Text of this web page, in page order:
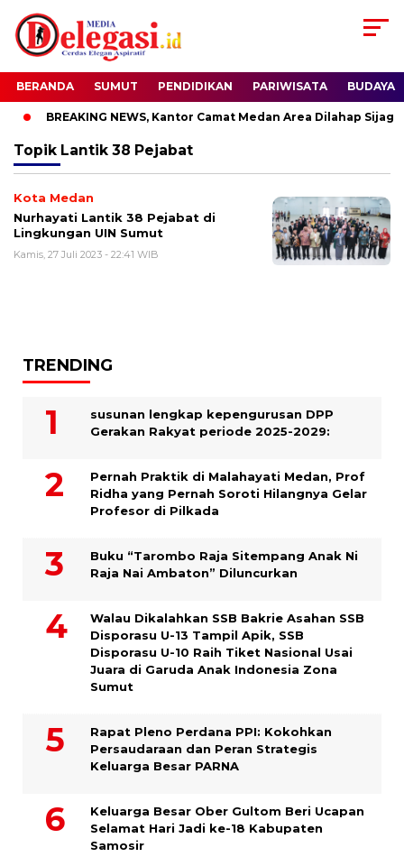
BERANDA SUMUT PENDIDIKAN PARIWISATA BUDAYA
BREAKING NEWS, Kantor Camat Medan Area Dilahap Sijago
Topik Lantik 38 Pejabat
Kota Medan
Nurhayati Lantik 38 Pejabat di
Lingkungan UIN Sumut
Kamis, 27 Juli 2023 - 22:41 WIB
TRENDING
susunan lengkap kepengurusan DPP
Gerakan Rakyat periode 2025-2029:
Pernah Praktik di Malahayati Medan, Prof
Ridha yang Pernah Soroti Hilangnya Gelar
Profesor di Pilkada
Buku “Tarombo Raja Sitempang Anak Ni
Raja Nai Ambaton” Diluncurkan
Walau Dikalahkan SSB Bakrie Asahan SSB
Disporasu U-13 Tampil Apik, SSB
Disporasu U-10 Raih Tiket Nasional Usai
Juara di Garuda Anak Indonesia Zona
Sumut
Rapat Pleno Perdana PPI: Kokohkan
Persaudaraan dan Peran Strategis
Keluarga Besar PARNA
Keluarga Besar Ober Gultom Beri Ucapan
Selamat Hari Jadi ke-18 Kabupaten
Samosir